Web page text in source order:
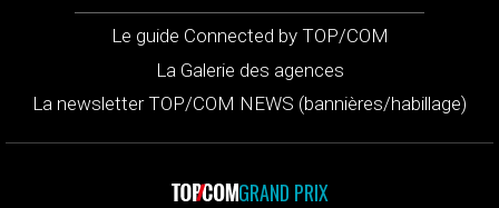
Le guide Connected by TOP/COM
La Galerie des agences
La newsletter TOP/COM NEWS (bannières/habillage)
GRAND PRIX